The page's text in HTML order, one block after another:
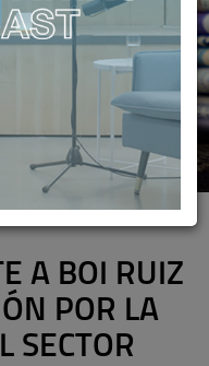
A BOI RUIZ
POR LA
SECTOR